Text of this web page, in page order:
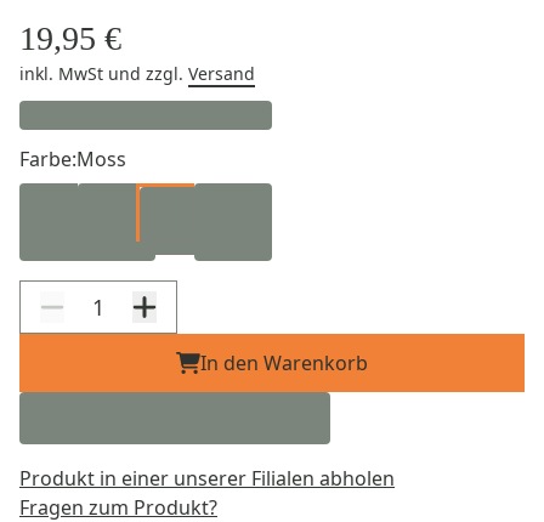
19,95 €
inkl. MwSt und zzgl. Versand
Farbe:Moss
In den Warenkorb
Produkt in einer unserer Filialen abholen
Fragen zum Produkt?